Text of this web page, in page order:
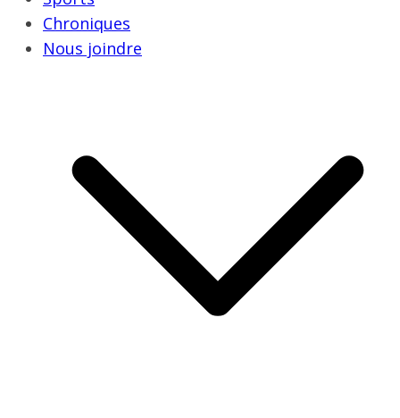
Chroniques
Nous joindre